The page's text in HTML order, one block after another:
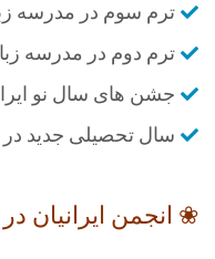
ترم سوم در مدرسه
ترم دوم در مدرسه
جشن های سال نو
سال تحصیلی جدید
❀ انجمن ایرانیان